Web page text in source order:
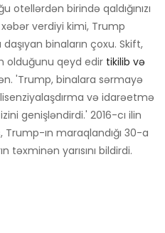
otellərdən birində qaldığınızı
verdiyi kimi, Trump
daşıyan binaların çoxu. Skift,
olduğunu qeyd edir tikilib və
'Trump, binalara sərmayə
və idarəetmə
genişləndirdi.' 2016-cı ilin
Trump-ın maraqlandığı 30-a
təxminən yarısını bildirdi.